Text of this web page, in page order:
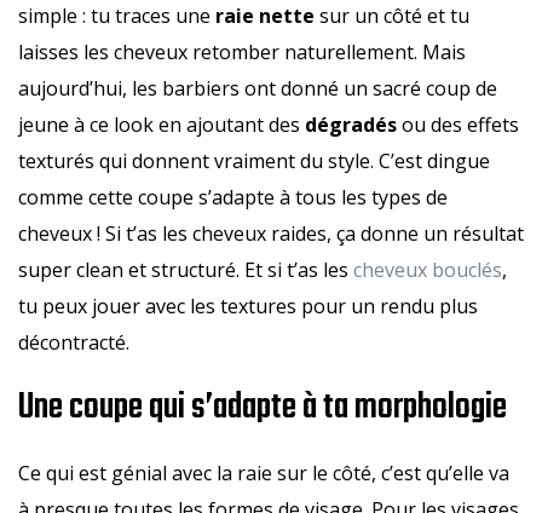
simple : tu traces une raie nette sur un côté et tu
laisses les cheveux retomber naturellement. Mais
aujourd’hui, les barbiers ont donné un sacré coup de
jeune à ce look en ajoutant des dégradésou des effets
texturés qui donnent vraiment du style. C’est dingue
comme cette coupe s’adapte à tous les types de
cheveux ! Si t’as les cheveux raides, ça donne un résultat
super clean et structuré. Et si t’as les cheveux bouclés,
tu peux jouer avec les textures pour un rendu plus
décontracté.
Une coupe qui s’adapte à ta morphologie
Ce qui est génial avec la raie sur le côté, c’est qu’elle va